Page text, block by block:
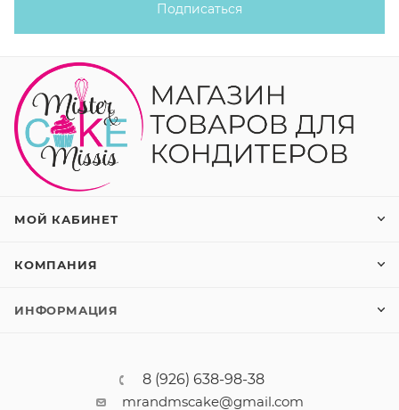
Подписаться
МОЙ КАБИНЕТ
КОМПАНИЯ
ИНФОРМАЦИЯ
8 (926) 638-98-38
mrandmscake@gmail.com